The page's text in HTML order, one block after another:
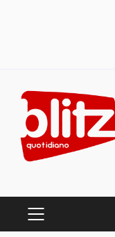
content
PRIMARY